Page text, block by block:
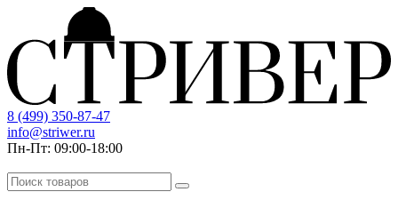
8 (499) 350-87-47
info@striwer.ru
Пн-Пт: 09:00-18:00